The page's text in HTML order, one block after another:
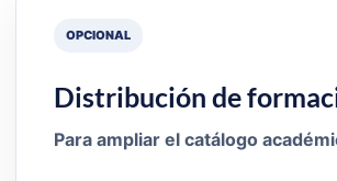
OPCIONAL
Distribución de
Para ampliar el catálogo